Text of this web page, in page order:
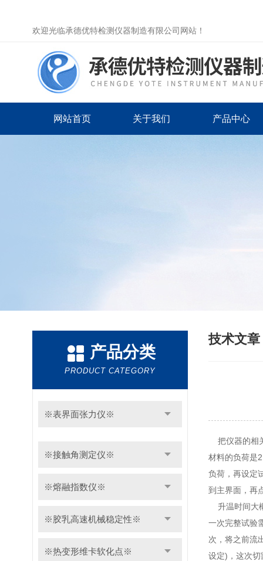
欢迎光临承德优特检测仪器制造有限公司网站！
网站首页 关于我们 产品中心
产品分类
PRODUCT CATEGORY
※表界面张力仪※
※接触角测定仪※
※熔融指数仪※
※胶乳高速机械稳定性※
※热变形维卡软化点※
技术文章
把仪器的相
材料的负荷是
负荷，再设定
到主界面，再
升温时间大
一次完整试验
次，将之前流
设定)，这次